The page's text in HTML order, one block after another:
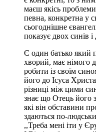
маєш якісь
певна, конкретна у
сьогоднішне
показує двох синів і
Є один батько який
хворий, має німого
робити із своїм
його до Ісуса
різниці між цими
знає що Отець його
які він обставини
здаються по-
,,Треба мені іти у